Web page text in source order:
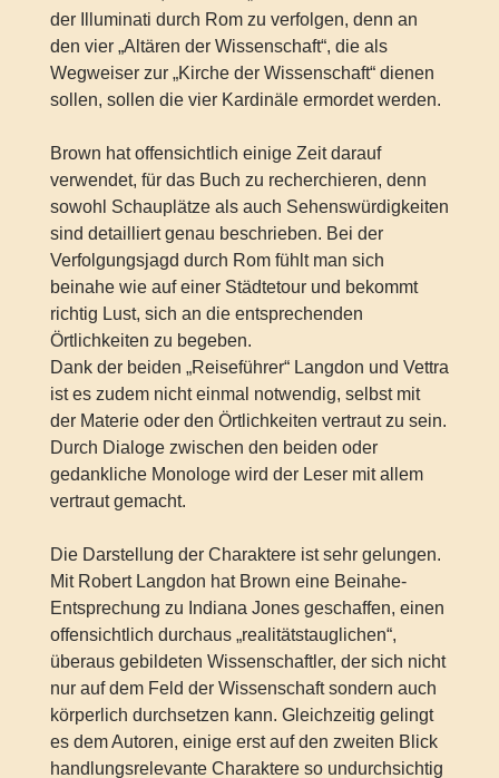
der Illuminati durch Rom zu verfolgen, denn an
den vier „Altären der Wissenschaft“, die als
Wegweiser zur „Kirche der Wissenschaft“ dienen
sollen, sollen die vier Kardinäle ermordet werden.
Brown hat offensichtlich einige Zeit darauf
verwendet, für das Buch zu recherchieren, denn
sowohl Schauplätze als auch Sehenswürdigkeiten
sind detailliert genau beschrieben. Bei der
Verfolgungsjagd durch Rom fühlt man sich
beinahe wie auf einer Städtetour und bekommt
richtig Lust, sich an die entsprechenden
Örtlichkeiten zu begeben.
Dank der beiden „Reiseführer“ Langdon und Vettra
ist es zudem nicht einmal notwendig, selbst mit
der Materie oder den Örtlichkeiten vertraut zu sein.
Durch Dialoge zwischen den beiden oder
gedankliche Monologe wird der Leser mit allem
vertraut gemacht.
Die Darstellung der Charaktere ist sehr gelungen.
Mit Robert Langdon hat Brown eine Beinahe-
Entsprechung zu Indiana Jones geschaffen, einen
offensichtlich durchaus „realitätstauglichen“,
überaus gebildeten Wissenschaftler, der sich nicht
nur auf dem Feld der Wissenschaft sondern auch
körperlich durchsetzen kann. Gleichzeitig gelingt
es dem Autoren, einige erst auf den zweiten Blick
handlungsrelevante Charaktere so undurchsichtig